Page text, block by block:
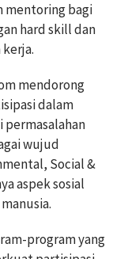
mentoring bagi
hard skill dan
mendorong
dalam
wujud
Social &
aspek sosial
program yang